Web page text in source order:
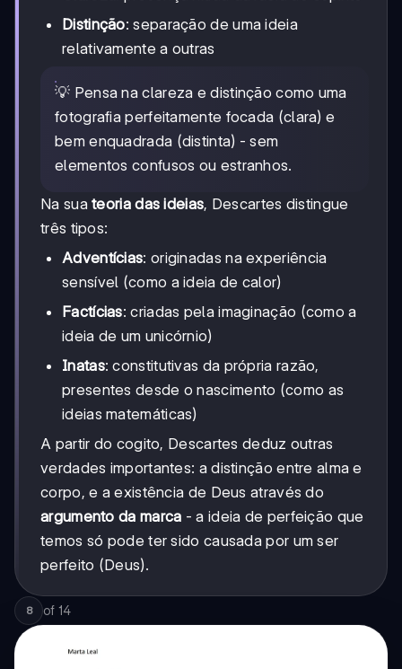
Distinção: separação de uma ideia
relativamente a outras
💡 Pensa na clareza e distinção como uma
fotografia perfeitamente focada (clara) e
bem enquadrada (distinta) - sem
elementos confusos ou estranhos.
Na suateoria das ideias, Descartes distingue
três tipos:
Adventícias: originadas na experiência
sensível (como a ideia de calor)
Factícias: criadas pela imaginação (como a
ideia de um unicórnio)
Inatas: constitutivas da própria razão,
presentes desde o nascimento (como as
ideias matemáticas)
A partir do cogito, Descartes deduz outras
verdades importantes: a distinção entre alma e
corpo, e a existência de Deus através do
argumento da marca - a ideia de perfeição que
temos só pode ter sido causada por um ser
perfeito (Deus).
8 of 14